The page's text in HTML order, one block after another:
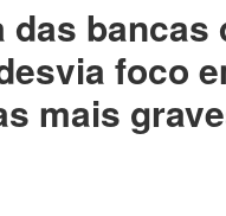
das bancas
foco
mais